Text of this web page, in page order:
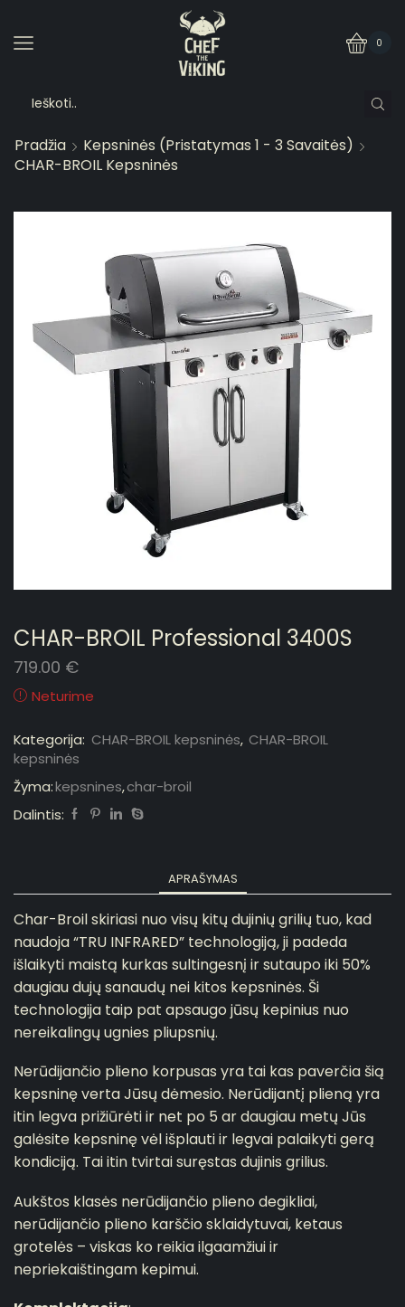
0
Pradžia
Kepsninės (pristatymas 1 - 3 Savaitės)
CHAR-BROIL Kepsninės
CHAR-BROIL Professional 3400S
719.00 €
Neturime
Kategorija: CHAR-BROIL kepsninės, CHAR-BROIL
kepsninės
Žyma:kepsnines,char-broil
Dalintis:
APRAŠYMAS
Char-Broil skiriasi nuo visų kitų dujinių grilių tuo, kad
naudoja “TRU INFRARED” technologiją, ji padeda
išlaikyti maistą kurkas sultingesnį ir sutaupo iki 50%
daugiau dujų sanaudų nei kitos kepsninės. Ši
technologija taip pat apsaugo jūsų kepinius nuo
nereikalingų ugnies pliupsnių.
Nerūdijančio plieno korpusas yra tai kas paverčia šią
kepsninę verta Jūsų dėmesio. Nerūdijantį plieną yra
itin legva prižiūrėti ir net po 5 ar daugiau metų Jūs
galėsite kepsninę vėl išplauti ir legvai palaikyti gerą
kondiciją. Tai itin tvirtai suręstas dujinis grilius.
Aukštos klasės nerūdijančio plieno degikliai,
nerūdijančio plieno karščio sklaidytuvai, ketaus
grotelės – viskas ko reikia ilgaamžiui ir
nepriekaištingam kepimui.